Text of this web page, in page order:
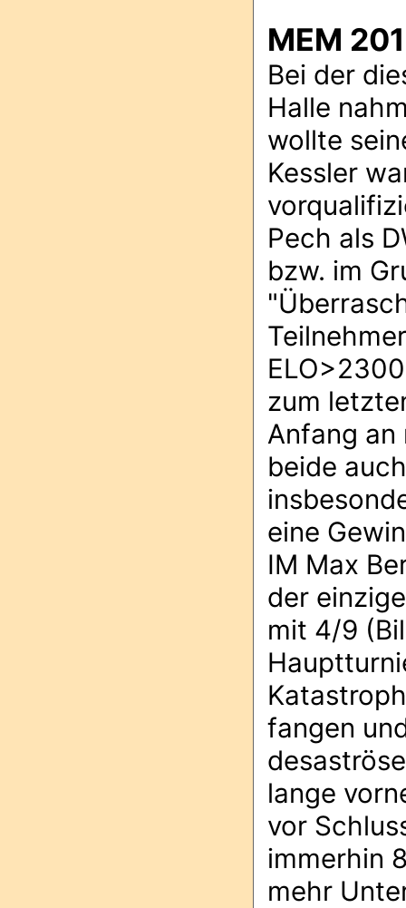
MEM
Bei der
Halle
wollte
Kessler
Pech als
bzw. im
zum
Anfang an
beide
eine
IM Max
der
mit 4/9
fangen
lange
vor
immerhin
mehr